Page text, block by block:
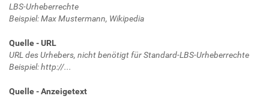
LBS-Urheberrechte
Beispiel: Max Mustermann, Wikipedia
Quelle - URL
URL des Urhebers, nicht benötigt für Standard-LBS-Urheberrechte
Beispiel: http://...
Quelle - Anzeigetext